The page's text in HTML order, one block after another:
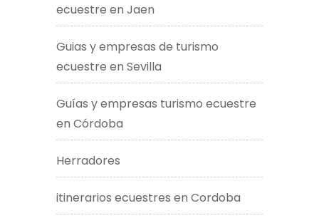
ecuestre en Jaen
Guias y empresas de turismo
ecuestre en Sevilla
Guías y empresas turismo ecuestre
en Córdoba
Herradores
itinerarios ecuestres en Cordoba